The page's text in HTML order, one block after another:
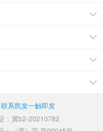
联系凯发一触即发
：冀b2-20210782